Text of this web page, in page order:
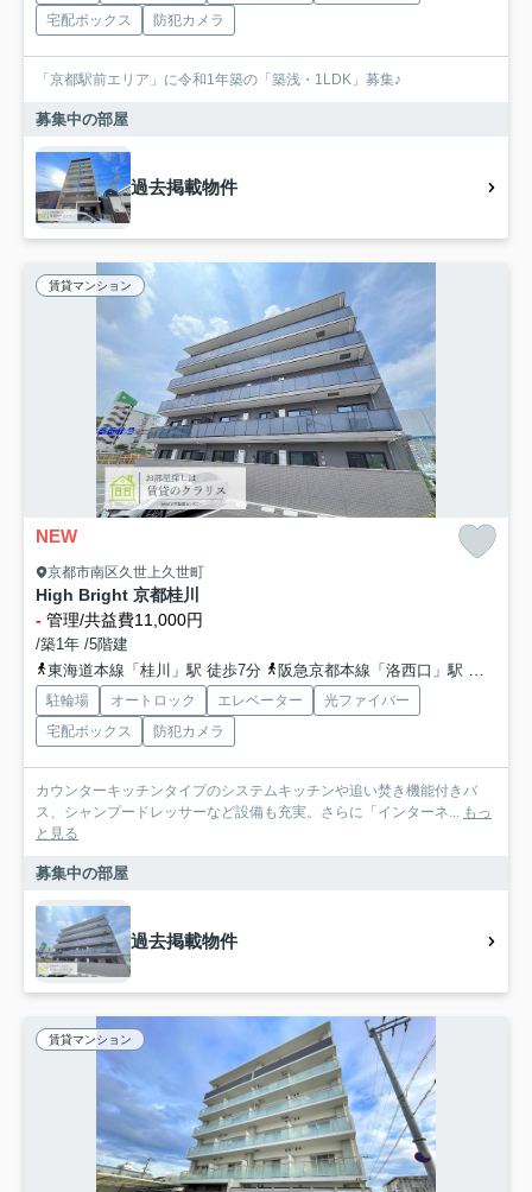
宅配ボックス
防犯カメラ
「京都駅前エリア」に令和1年築の「築浅・1LDK」募集♪
募集中の部屋
過去掲載物件
賃貸マンション
NEW
京都市南区久世上久世町
High Bright 京都桂川
- 管理/共益費11,000円
/築1年 /5階建
東海道本線「桂川」駅 徒歩7分
阪急京都本線「洛西口」駅 徒歩15分
駐輪場 オートロック エレベーター
光ファイバー
宅配ボックス
防犯カメラ
カウンターキッチンタイプのシステムキッチンや追い焚き機能付きバ
ス、シャンプードレッサーなど設備も充実。さらに「インターネ... もっ
と見る
募集中の部屋
過去掲載物件
賃貸マンション